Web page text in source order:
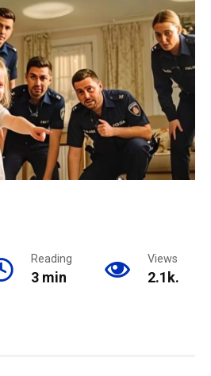
Reading
3 min
Views
2.1k.